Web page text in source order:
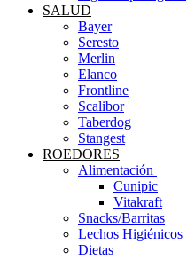
SALUD
Bayer
Seresto
Merlin
Elanco
Frontline
Scalibor
Taberdog
Stangest
ROEDORES
Alimentación ​
Cunipic
Vitakraft
Snacks/Barritas
Lechos Higiénicos
Dietas ​